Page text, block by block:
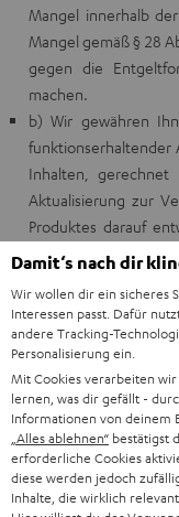
Mangel innerhalb
Mangel gemäß § 28
gegen die
machen.
b) Wir gewähren
funktionserhaltender
Inhalten, gerechnet
Aktualisierung zur
Produktes darauf
Geräte-Display
Inhalten an die
(z.B. neue
weiterzuentwickeln.
Ihrerseits
ordnungsgemäßer
entstehen, ist
nachstehenden
die
Damit‘s nach dir
Wir wollen dir ein sicheres
Interessen passt. Dafür
andere Tracking-
Personalisierung ein.
Mit Cookies verarbeiten
lernen, was dir gefällt -
Informationen von deinem
„Alles ablehnen“ bestätigst
erforderliche Cookies
diese werden jedoch
Inhalte, die wirklich